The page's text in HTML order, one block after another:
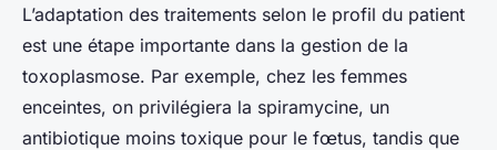
L’adaptation des traitements selon le profil du patient
est une étape importante dans la gestion de la
toxoplasmose. Par exemple, chez les femmes
enceintes, on privilégiera la spiramycine, un
antibiotique moins toxique pour le fœtus, tandis que